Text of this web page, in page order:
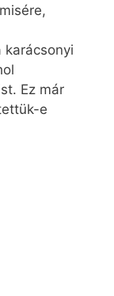
karácsonyi
Ez már
e